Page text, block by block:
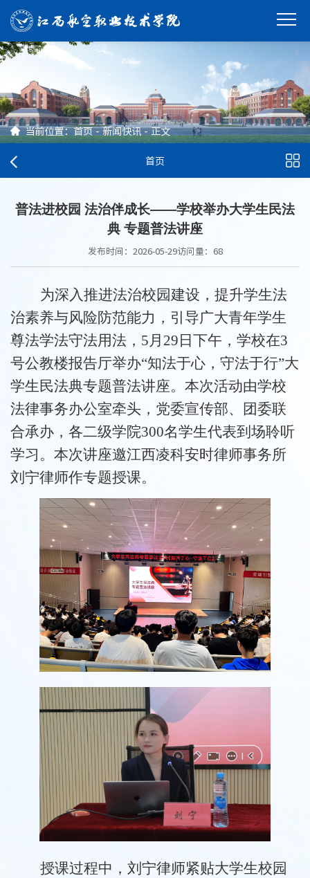
当前位置：首页-新闻快讯-正文
首页
普法进校园 法治伴成长——学校举办大学生民法
典 专题普法讲座
发布时间：2026-05-29访问量： 68
为深入推进法治校园建设，提升学生法
治素养与风险防范能力，引导广大青年学生
尊法学法守法用法， 5月29日 下午 ， 学校在3
号公教楼报告厅举办“知法于心，守法于行”大
学生民法典专题普法讲座。本次活动由学校
法律事务办公室牵头，党委宣传部、团委联
合承办，各二级学院300名学生代表到场聆听
学习。 本次讲座邀江西凌科安时律师事务所
刘宁律师作专题授课。
授课过程中，刘宁律师紧贴大学生校园